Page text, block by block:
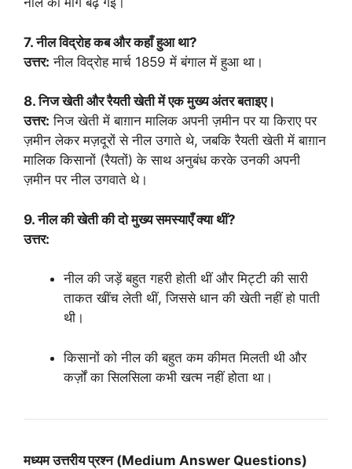
7. नील विद्रोह कब और कहाँ हुआ था?
उत्तर: नील विद्रोह मार्च 1859 में बंगाल में हुआ था।
8. निज खेती और रैयती खेती में एक मुख्य अंतर बताइए।
उत्तर: निज खेती में बाग़ान मालिक अपनी ज़मीन पर या किराए पर
ज़मीन लेकर मज़दूरों से नील उगाते थे, जबकि रैयती खेती में बाग़ान
मालिक किसानों (रैयतों) के साथ अनुबंध करके उनकी अपनी
ज़मीन पर नील उगवाते थे।
9. नील की खेती की दो मुख्य समस्याएँ क्या थीं?
उत्तर:
नील की जड़ें बहुत गहरी होती थीं और मिट्टी की सारी
ताकत खींच लेती थीं, जिससे धान की खेती नहीं हो पाती
थी।
किसानों को नील की बहुत कम कीमत मिलती थी और
कर्ज़ों का सिलसिला कभी खत्म नहीं होता था।
मध्यम उत्तरीय प्रश्न (Medium Answer Questions)